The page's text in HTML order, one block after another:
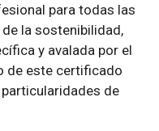
para todas las
la sostenibilidad,
y avalada por el
de este certificado
de